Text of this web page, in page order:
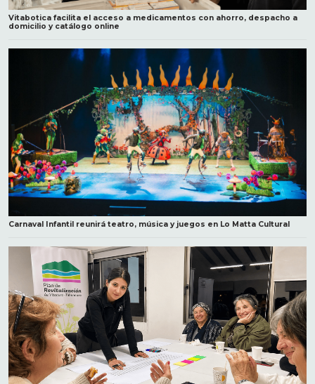
Vitabotica facilita el acceso a medicamentos con ahorro, despacho a
domicilio y catálogo online
Carnaval Infantil reunirá teatro, música y juegos en Lo Matta Cultural